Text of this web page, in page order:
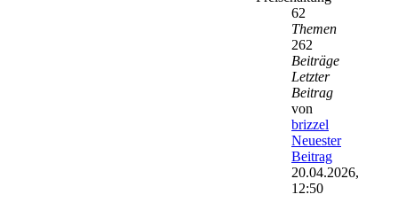
62
Themen
262
Beiträge
Letzter
Beitrag
von
brizzel
Neuester
Beitrag
20.04.2026,
12:50